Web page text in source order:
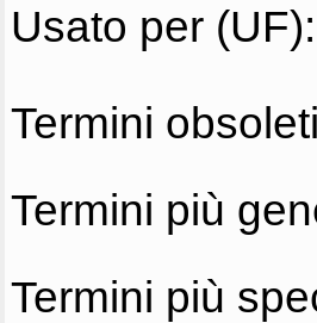
Usato per (UF):
Termini
Termini più
Termini più